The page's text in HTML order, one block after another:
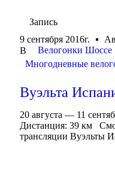
Запись
9 сентября 2016г.
В
Велогонки Шоссе
Многодневные
Вуэльта
20 августа — 11
Дистанция: 39 км
трансляции Вуэльты